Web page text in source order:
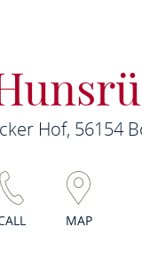
Hof, 56154
MAP